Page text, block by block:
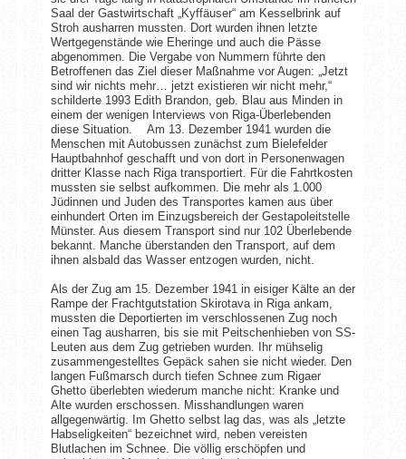
Saal der Gastwirtschaft „Kyffäuser“ am Kesselbrink auf
Stroh ausharren mussten. Dort wurden ihnen letzte
Wertgegenstände wie Eheringe und auch die Pässe
abgenommen. Die Vergabe von Nummern führte den
Betroffenen das Ziel dieser Maßnahme vor Augen: „Jetzt
sind wir nichts mehr… jetzt existieren wir nicht mehr,“
schilderte 1993 Edith Brandon, geb. Blau aus Minden in
einem der wenigen Interviews von Riga-Überlebenden
diese Situation. Am 13. Dezember 1941 wurden die
Menschen mit Autobussen zunächst zum Bielefelder
Hauptbahnhof geschafft und von dort in Personenwagen
dritter Klasse nach Riga transportiert. Für die Fahrtkosten
mussten sie selbst aufkommen. Die mehr als 1.000
Jüdinnen und Juden des Transportes kamen aus über
einhundert Orten im Einzugsbereich der Gestapoleitstelle
Münster. Aus diesem Transport sind nur 102 Überlebende
bekannt. Manche überstanden den Transport, auf dem
ihnen alsbald das Wasser entzogen wurden, nicht.
Als der Zug am 15. Dezember 1941 in eisiger Kälte an der
Rampe der Frachtgutstation Skirotava in Riga ankam,
mussten die Deportierten im verschlossenen Zug noch
einen Tag ausharren, bis sie mit Peitschenhieben von SS-
Leuten aus dem Zug getrieben wurden. Ihr mühselig
zusammengestelltes Gepäck sahen sie nicht wieder. Den
langen Fußmarsch durch tiefen Schnee zum Rigaer
Ghetto überlebten wiederum manche nicht: Kranke und
Alte wurden erschossen. Misshandlungen waren
allgegenwärtig. Im Ghetto selbst lag das, was als „letzte
Habseligkeiten“ bezeichnet wird, neben vereisten
Blutlachen im Schnee. Die völlig erschöpfen und